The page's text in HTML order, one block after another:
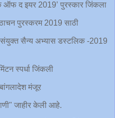
ऑफ द इयर 2019’ पुरस्कार जिंकला
पुरस्करम 2019 साठी
सैन्य अभ्यास डस्टलिक -2019
स्पर्धा जिंकली
मंजूर
जाहीर केली आहे.